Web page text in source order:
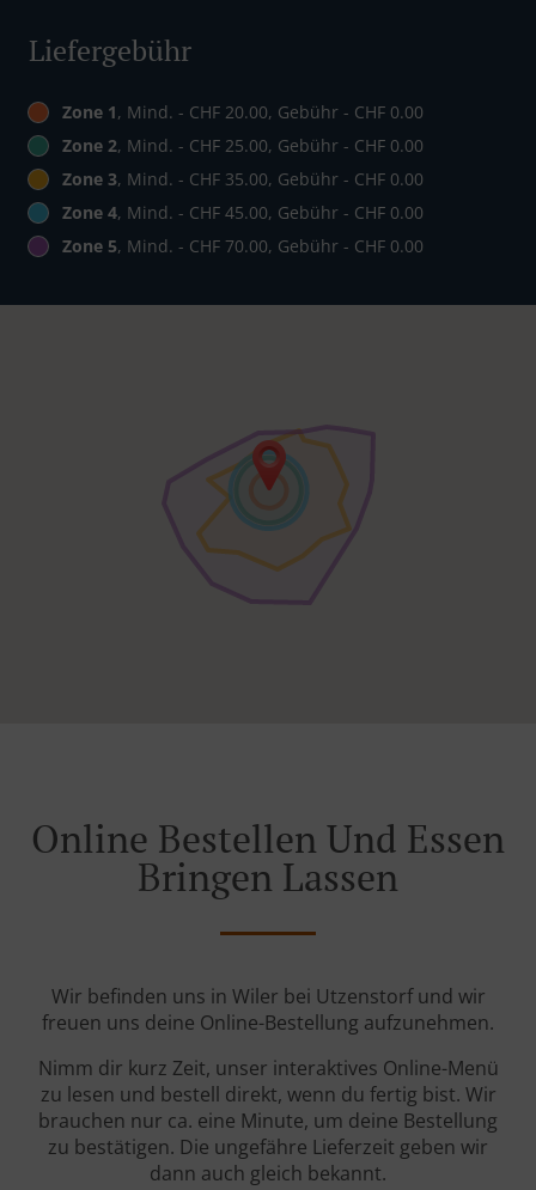
Liefergebühr
Zone 1, Mind. - CHF 20.00, Gebühr - CHF 0.00
Zone 2, Mind. - CHF 25.00, Gebühr - CHF 0.00
Zone 3, Mind. - CHF 35.00, Gebühr - CHF 0.00
Zone 4, Mind. - CHF 45.00, Gebühr - CHF 0.00
Zone 5, Mind. - CHF 70.00, Gebühr - CHF 0.00
Online Bestellen Und Essen
Bringen Lassen
Wir befinden uns in Wiler bei Utzenstorf und wir
freuen uns deine Online-Bestellung aufzunehmen.
Nimm dir kurz Zeit, unser interaktives Online-Menü
zu lesen und bestell direkt, wenn du fertig bist. Wir
brauchen nur ca. eine Minute, um deine Bestellung
zu bestätigen. Die ungefähre Lieferzeit geben wir
dann auch gleich bekannt.